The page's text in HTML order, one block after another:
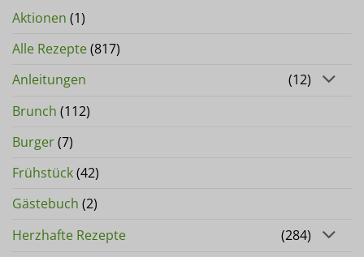
Aktionen (1)
Alle Rezepte(817)
Anleitungen
(12)
Brunch (112)
Burger(7)
Frühstück(42)
Gästebuch (2)
Herzhafte Rezepte
(284)